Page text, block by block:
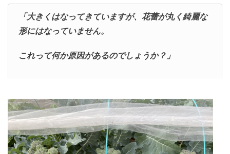
「大きくはなってきていますが、花蕾が丸く綺麗な
形にはなっていません。
これって何か原因があるのでしょうか？」